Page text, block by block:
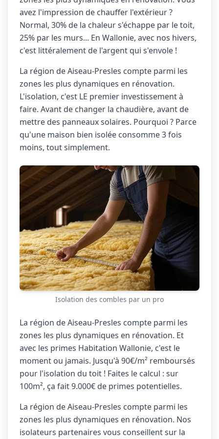
avez l'impression de chauffer l'extérieur ?
Normal, 30% de la chaleur s'échappe par le toit,
25% par les murs... En Wallonie, avec nos hivers,
c'est littéralement de l'argent qui s'envole !
La région de Aiseau-Presles compte parmi les
zones les plus dynamiques en rénovation.
L'isolation, c'est LE premier investissement à
faire. Avant de changer la chaudière, avant de
mettre des panneaux solaires. Pourquoi ? Parce
qu'une maison bien isolée consomme 3 fois
moins, tout simplement.
Isolation des combles par un pro
La région de Aiseau-Presles compte parmi les
zones les plus dynamiques en rénovation. Et
avec les primes Habitation Wallonie, c'est le
moment ou jamais. Jusqu'à 90€/m² remboursés
pour l'isolation du toit ! Faites le calcul : sur
100m², ça fait 9.000€ de primes potentielles.
La région de Aiseau-Presles compte parmi les
zones les plus dynamiques en rénovation. Nos
isolateurs partenaires vous conseillent sur la